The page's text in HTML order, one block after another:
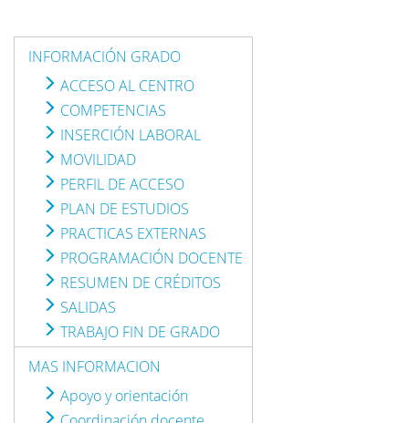
INFORMACIÓN GRADO
ACCESO AL CENTRO
COMPETENCIAS
INSERCIÓN LABORAL
MOVILIDAD
PERFIL DE ACCESO
PLAN DE ESTUDIOS
PRACTICAS EXTERNAS
PROGRAMACIÓN DOCENTE
RESUMEN DE CRÉDITOS
SALIDAS
TRABAJO FIN DE GRADO
MAS INFORMACION
Apoyo y orientación